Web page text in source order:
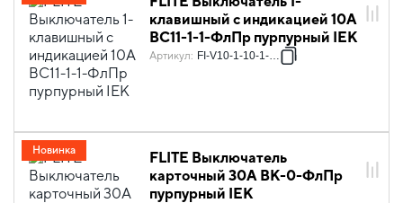
клавишный с индикацией 10А
ВС11-1-1-ФлПр пурпурный IEK
Артикул: FI-V10-1-10-1-K99
FLITE Выключатель
карточный 30А ВК-0-ФлПр
пурпурный IEK
Новинка